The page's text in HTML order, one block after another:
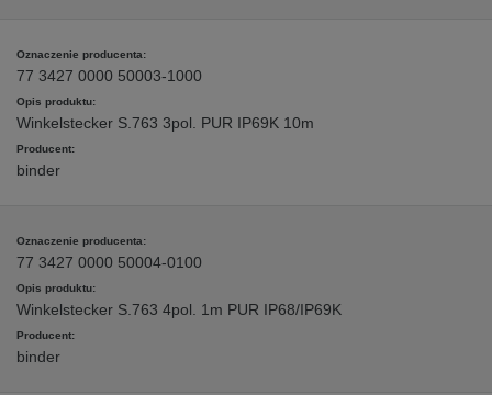
77 3427 0000 50003-1000
Winkelstecker S.763 3pol. PUR IP69K 10m
binder
77 3427 0000 50004-0100
Winkelstecker S.763 4pol. 1m PUR IP68/IP69K
binder